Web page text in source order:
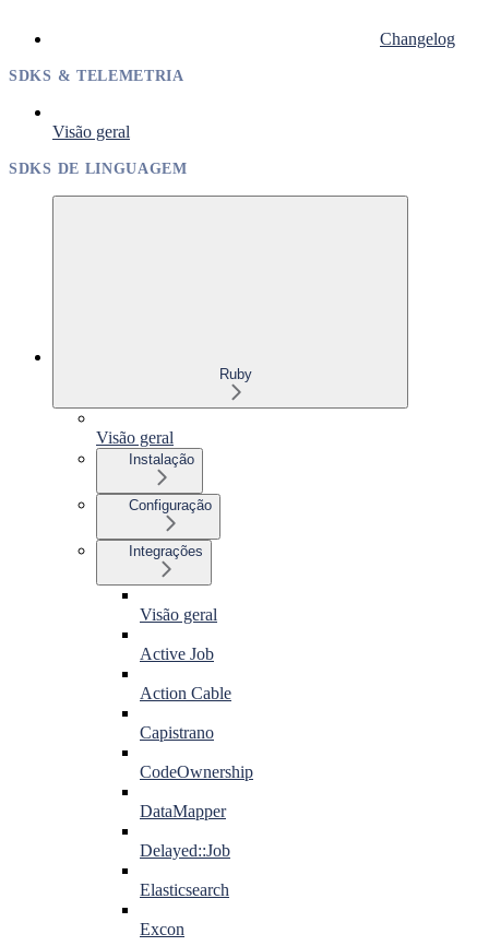
Changelog
SDKS & TELEMETRIA
Visão geral
SDKS DE LINGUAGEM
Ruby
Visão geral
Instalação
Configuração
Integrações
Visão geral
Active Job
Action Cable
Capistrano
CodeOwnership
DataMapper
Delayed::Job
Elasticsearch
Excon